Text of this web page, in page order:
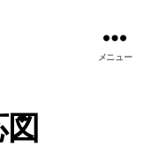
メニュー